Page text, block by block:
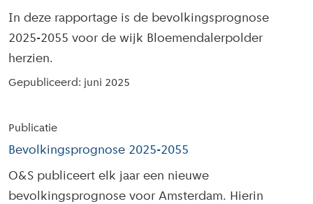
In deze rapportage is de bevolkingsprognose
2025-2055 voor de wijk Bloemendalerpolder
herzien.
Gepubliceerd: juni 2025
Bevolkingsprognose 2025-2055
Publicatie
O&S publiceert elk jaar een nieuwe
bevolkingsprognose voor Amsterdam. Hierin